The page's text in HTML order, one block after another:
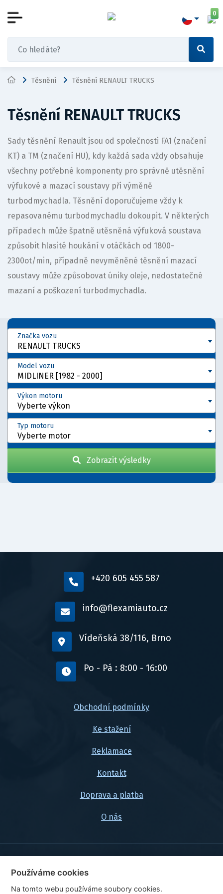
0
Těsnění Těsnění RENAULT TRUCKS
Těsnění RENAULT TRUCKS
Sady těsnění Renault jsou od společnosti FA1 (značení
KT) a TM (značení HU), kdy každá sada vždy obsahuje
všechny potřebné komponenty pro správně utěsnění
výfukové a mazací soustavy při výměně
turbodmychadla. Těsnění doporučujeme vždy k
repasovanému turbodmychadlu dokoupit. V některých
případech může špatně utěsněná výfuková soustava
způsobit hlasité houkání v otáčkách od 1800-
2300ot/min, případně nevyměněné těsnění mazací
soustavy může způsobovat úniky oleje, nedostatečné
mazaní a poškození turbodmychadla.
RENAULT TRUCKS
Značka vozu
MIDLINER [1982 - 2000]
Model vozu
Vyberte výkon
Výkon motoru
Vyberte motor
Typ motoru
Zobrazit výsledky
+420 605 455 587
info@flexamiauto.cz
Vídeňská 38/116, Brno
Po - Pá : 8:00 - 16:00
Obchodní podmínky
Ke stažení
Reklamace
Kontakt
Doprava a platba
O nás
© 2026, FlexaMi Auto s.r.o.
Ceny jsou uvedeny vč. DPH
Používáme cookies
Na tomto webu používáme soubory cookies.